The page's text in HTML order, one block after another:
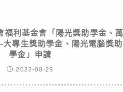
福利基金會「陽光獎助學金、萬
大專生獎助學金、陽光電腦獎助
學金」申請
2023-08-29